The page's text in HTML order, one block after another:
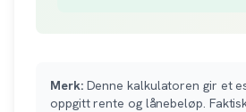
Merk:Denne kalkulatoren gir et
oppgitt rente og lånebeløp.